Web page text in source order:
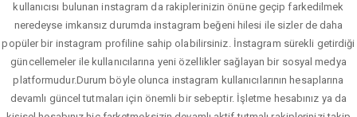
kullanıcısı bulunan instagram da rakiplerinizin önüne geçip farkedilmek
neredeyse imkansız durumda instagram beğeni hilesi ile sizler de daha
popüler bir instagram profiline sahip olabilirsiniz. İnstagram sürekli getirdiği
güncellemeler ile kullanıcılarına yeni özellikler sağlayan bir sosyal medya
platformudur.Durum böyle olunca instagram kullanıcılarının hesaplarına
devamlı güncel tutmaları için önemli bir sebeptir. İşletme hesabınız ya da